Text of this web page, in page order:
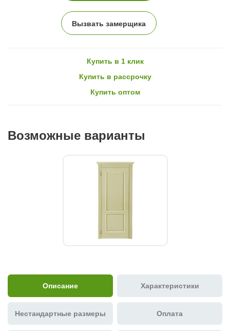
Вызвать замерщика
Купить в 1 клик
Купить в рассрочку
Купить оптом
Возможные варианты
Описание Характеристики
Нестандартные размеры Оплата